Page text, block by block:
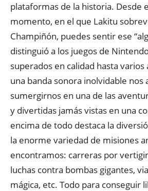
plataformas de la historia. Desde
momento, en el que Lakitu
Champiñón, puedes sentir ese
distinguió a los juegos de
superados en calidad hasta varios
una banda sonora inolvidable nos
sumergirnos en una de las
y divertidas jamás vistas en una
encima de todo destaca la
la enorme variedad de misiones
encontramos: carreras por
luchas contra bombas gigantes,
mágica, etc. Todo para conseguir